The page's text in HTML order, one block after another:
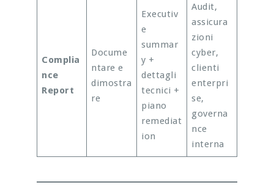
Complia
nce
Report
Docume
ntare e
dimostra
re
Executiv
e
summar
y +
dettagli
tecnici +
piano
remediat
ion
Audit,
assicura
zioni
cyber,
clienti
enterpri
se,
governa
nce
interna